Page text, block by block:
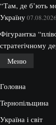
“Там, де б’ють
Україну07.08.2026
Фігурантка
стратегічному
Меню
Головна
Тернопільщина
Україна і світ